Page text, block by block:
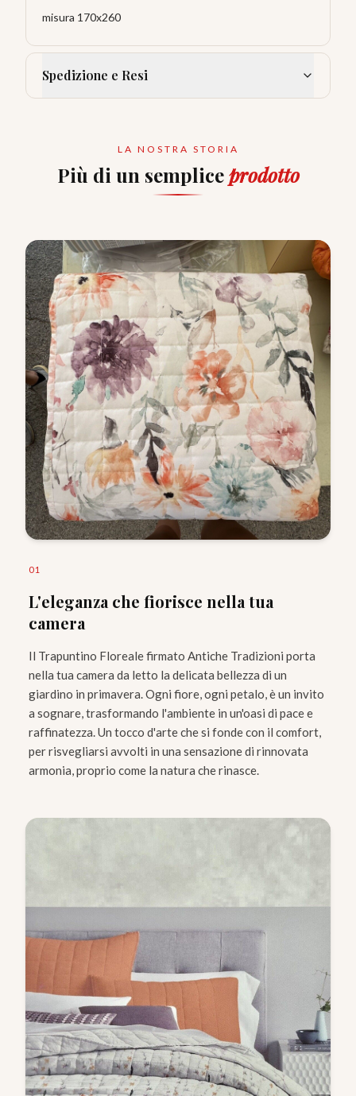
misura 170x260
Spedizione e Resi
LA NOSTRA STORIA
Più di un sempliceprodotto
01
L'eleganza che fiorisce nella tua
camera
Il Trapuntino Floreale firmato Antiche Tradizioni porta
nella tua camera da letto la delicata bellezza di un
giardino in primavera. Ogni fiore, ogni petalo, è un invito
a sognare, trasformando l'ambiente in un'oasi di pace e
raffinatezza. Un tocco d'arte che si fonde con il comfort,
per risvegliarsi avvolti in una sensazione di rinnovata
armonia, proprio come la natura che rinasce.